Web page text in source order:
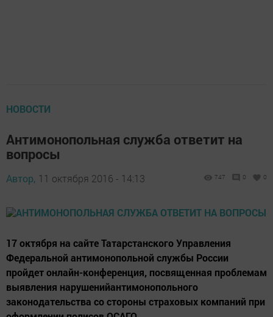
НОВОСТИ
Антимонопольная служба ответит на
вопросы
Автор, 11 октября 2016 - 14:13 747 0 0
17 октября на сайте Татарстанского Управления
Федеральной антимонопольной службы России
пройдет онлайн-конференция, посвященная проблемам
выявления нарушенийантимонопольного
законодательства со стороны страховых компаний при